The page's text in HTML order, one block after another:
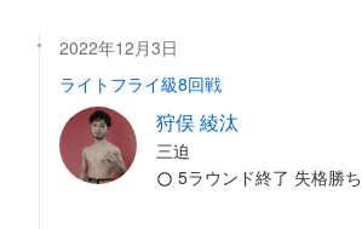
2022年12月3日
ライトフライ級8回戦
狩俣 綾汰
三迫
5ラウンド終了 失格勝ち